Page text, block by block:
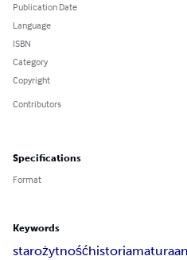
Publication Date
Language
ISBN
Category
Copyright
Contributors
Specifications
Format
Keywords
starożytnośćhistoriamatura